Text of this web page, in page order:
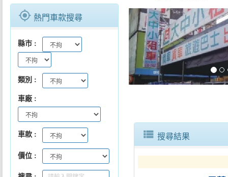
gps_fixed 熱門車款搜尋
縣市
類別
車廠
車款
價位
keyboard_arrow_left
view_list 搜尋結果